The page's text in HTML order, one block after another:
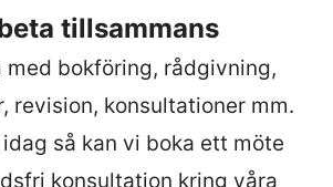
tillsammans
med bokföring, rådgivning,
revision, konsultationer mm.
så kan vi boka ett möte
konsultation kring våra